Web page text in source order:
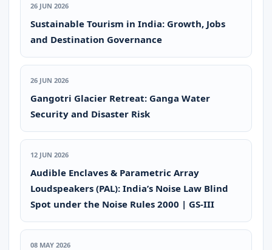
26 JUN 2026
Sustainable Tourism in India: Growth, Jobs
and Destination Governance
26 JUN 2026
Gangotri Glacier Retreat: Ganga Water
Security and Disaster Risk
12 JUN 2026
Audible Enclaves & Parametric Array
Loudspeakers (PAL): India’s Noise Law Blind
Spot under the Noise Rules 2000 | GS-III
08 MAY 2026